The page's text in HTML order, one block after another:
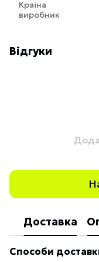
Країна
виробник
Відгуки
Доставка
Способи